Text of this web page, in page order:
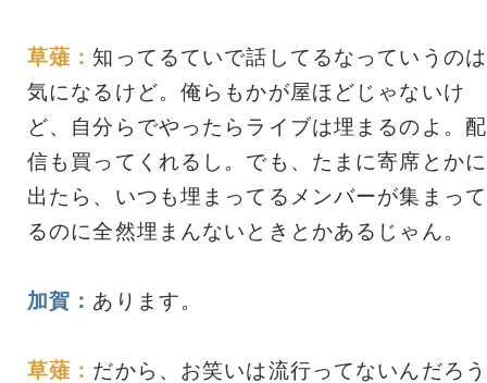
草薙：知ってるていで話してるなっていうのは
気になるけど。俺らもかが屋ほどじゃないけ
ど、自分らでやったらライブは埋まるのよ。配
信も買ってくれるし。でも、たまに寄席とかに
出たら、いつも埋まってるメンバーが集まって
るのに全然埋まんないときとかあるじゃん。
加賀： あります。
草薙： だから、お笑いは流行ってないんだろう